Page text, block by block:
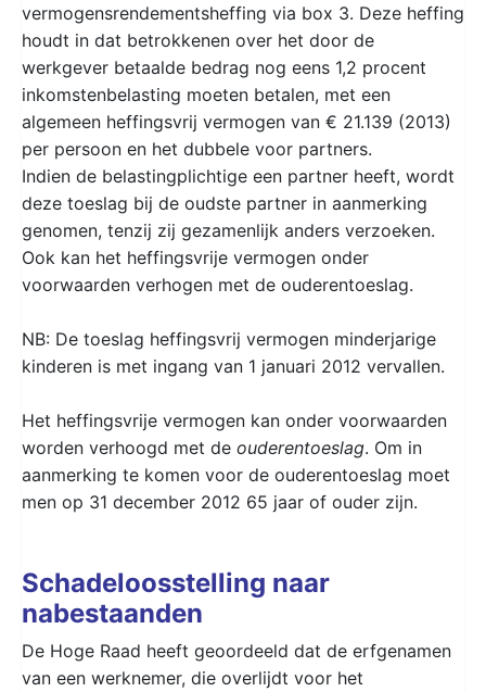
vermogensrendementsheffing via box 3. Deze heffing
houdt in dat betrokkenen over het door de
werkgever betaalde bedrag nog eens 1,2 procent
inkomstenbelasting moeten betalen, met een
algemeen heffingsvrij vermogen van € 21.139 (2013)
per persoon en het dubbele voor partners.
Indien de belastingplichtige een partner heeft, wordt
deze toeslag bij de oudste partner in aanmerking
genomen, tenzij zij gezamenlijk anders verzoeken.
Ook kan het heffingsvrije vermogen onder
voorwaarden verhogen met de ouderentoeslag.
NB: De toeslag heffingsvrij vermogen minderjarige
kinderen is met ingang van 1 januari 2012 vervallen.
Het heffingsvrije vermogen kan onder voorwaarden
worden verhoogd met de ouderentoeslag. Om in
aanmerking te komen voor de ouderentoeslag moet
men op 31 december 2012 65 jaar of ouder zijn.
Schadeloosstelling naar
nabestaanden
De Hoge Raad heeft geoordeeld dat de erfgenamen
van een werknemer, die overlijdt voor het